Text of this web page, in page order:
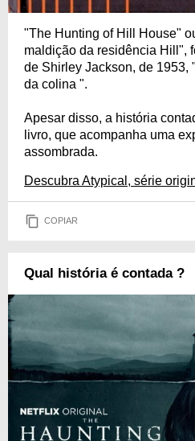
"The Hunting of Hill House"
maldição da residência Hill",
de Shirley Jackson, de 1953,
da colina ".
Apesar disso, a história
livro, que acompanha uma
assombrada.
Descubra Atypical, série
COPIAR
Qual história é contada ?